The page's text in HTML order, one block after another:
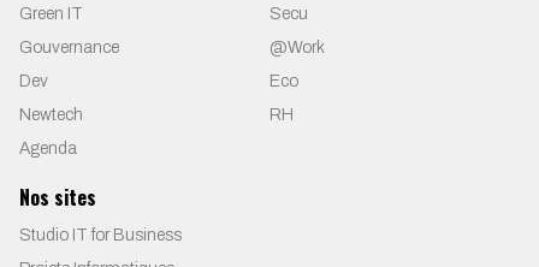
Green IT
Secu
Gouvernance
@Work
Dev
Eco
Newtech
RH
Agenda
Nos sites
Studio IT for Business